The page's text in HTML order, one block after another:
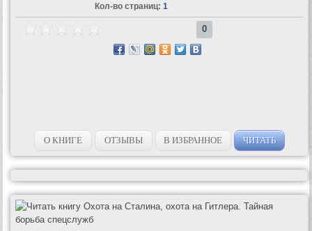
Кол-во страниц: 1
0
О КНИГЕ ОТЗЫВЫ В ИЗБРАННОЕ ЧИТАТЬ